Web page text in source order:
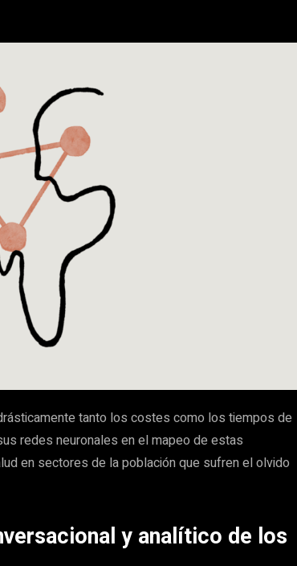
tanto los costes como los tiempos de
redes neuronales en el mapeo de estas
en sectores de la población que sufren el olvido
y analítico de los